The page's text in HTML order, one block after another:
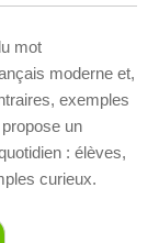
mot
moderne et,
exemples
un
: élèves,
curieux.